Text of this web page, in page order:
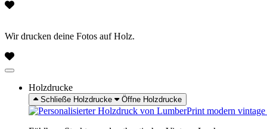
Wir drucken deine Fotos auf Holz.
Holzdrucke
Schließe Holzdrucke Öffne Holzdrucke